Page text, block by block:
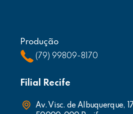
Produção
(79) 99809-8170
Filial Recife
Av. Visc. de Albuquerque,